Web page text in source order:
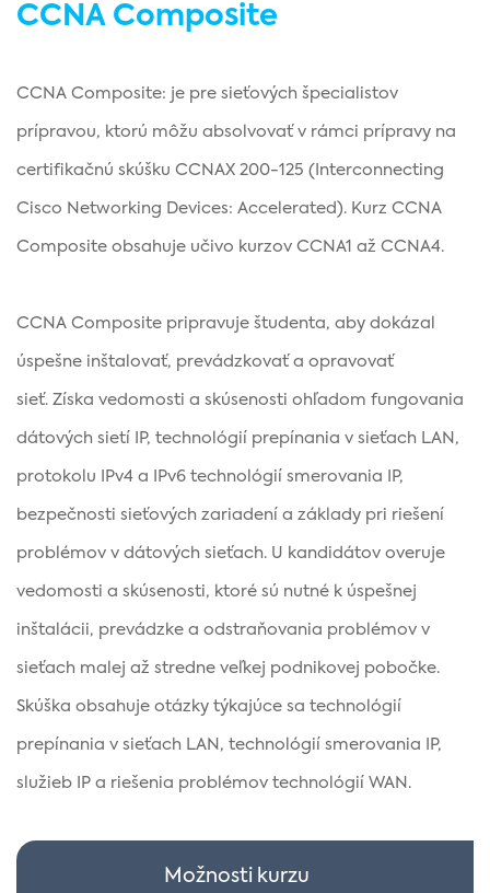
CCNA Composite
CCNA Composite: je pre sieťových špecialistov
prípravou, ktorú môžu absolvovať v rámci prípravy na
certifikačnú skúšku CCNAX 200-125 (Interconnecting
Cisco Networking Devices: Accelerated). Kurz CCNA
Composite obsahuje učivo kurzov CCNA1 až CCNA4.
CCNA Composite pripravuje študenta, aby dokázal
úspešne inštalovať, prevádzkovať a opravovať
sieť. Získa vedomosti a skúsenosti ohľadom fungovania
dátových sietí IP, technológií prepínania v sieťach LAN,
protokolu IPv4 a IPv6 technológií smerovania IP,
bezpečnosti sieťových zariadení a základy pri riešení
problémov v dátových sieťach. U kandidátov overuje
vedomosti a skúsenosti, ktoré sú nutné k úspešnej
inštalácii, prevádzke a odstraňovania problémov v
sieťach malej až stredne veľkej podnikovej pobočke.
Skúška obsahuje otázky týkajúce sa technológií
prepínania v sieťach LAN, technológií smerovania IP,
služieb IP a riešenia problémov technológií WAN.
Možnosti kurzu